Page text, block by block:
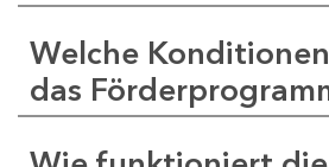
Welche
das